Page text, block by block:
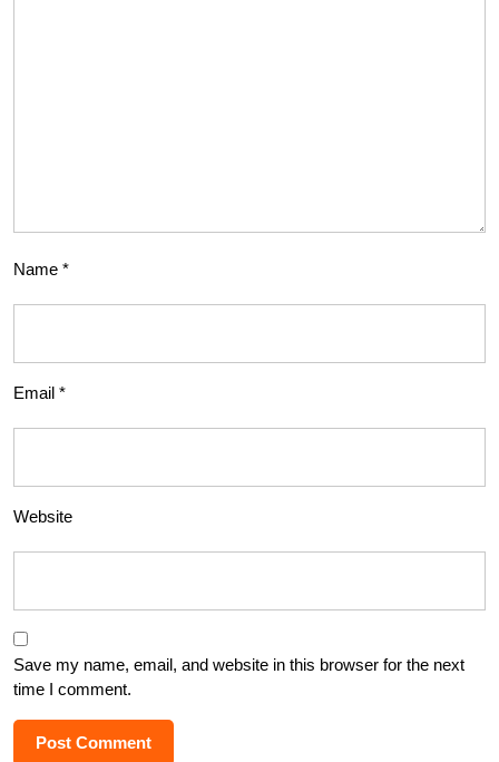
Name *
Email *
Website
Save my name, email, and website in this browser for the next
time I comment.